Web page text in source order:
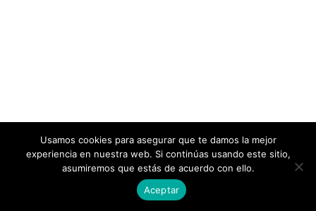
Usamos cookies para asegurar que te damos la mejor
experiencia en nuestra web. Si continúas usando este sitio,
asumiremos que estás de acuerdo con ello.
Aceptar